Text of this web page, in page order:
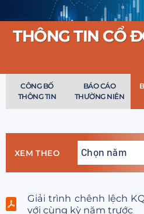
THÔNG TIN CỔ
CÔNG BỐ
THÔNG TIN
BÁO CÁO
THƯỜNG NIÊN
XEM THEO
Giải trình chênh lệch
với cùng kỳ năm trước